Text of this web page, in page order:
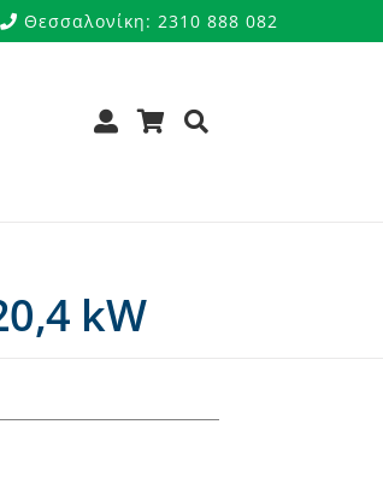
Θεσσαλονίκη: 2310 888 082
kW